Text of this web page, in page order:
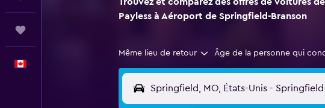
Payless à Aéroport de Springfield-Branson
Même lieu de retour Âge de la personne qui